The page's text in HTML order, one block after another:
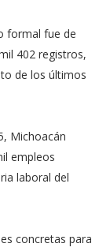
formal fue de
402 registros,
de los últimos
Michoacán
empleos
laboral del
concretas para